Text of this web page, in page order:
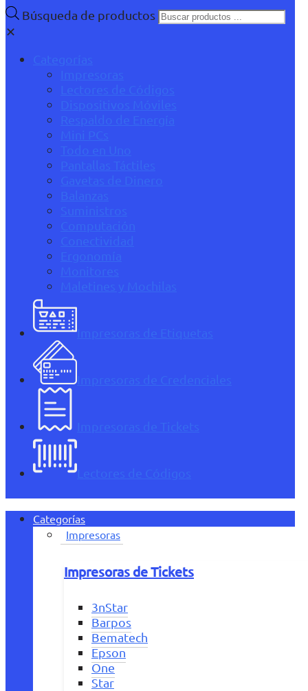
Búsqueda de productos
✕
Categorías
Impresoras
Lectores de Códigos
Dispositivos Móviles
Respaldo de Energía
Mini PCs
Todo en Uno
Pantallas Táctiles
Gavetas de Dinero
Balanzas
Suministros
Computación
Conectividad
Ergonomía
Monitores
Maletines y Mochilas
Impresoras de Etiquetas
Impresoras de Credenciales
Impresoras de Tickets
Lectores de Códigos
Categorías
Impresoras
Impresoras de Tickets
3nStar
Barpos
Bematech
Epson
One
Star